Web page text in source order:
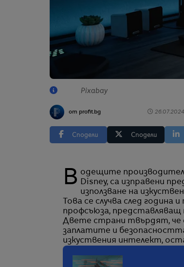
Pixabay
от profit.bg
Сподели Сподели
Водещите производители на видеоигри, сред които Activision, Warner Bros и Walt Disney, са изправени
използване на
Това се случва след година
профсъюза, представляващ
Двете страни твърдят, че
заплатите и
изкуствения интелект,